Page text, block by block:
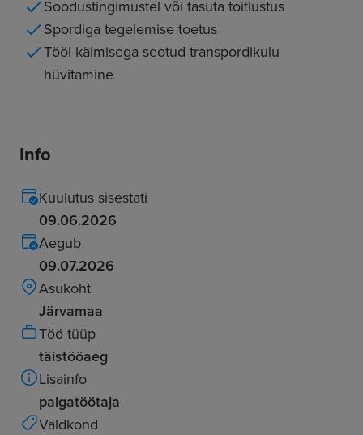
Soodustingimustel või tasuta toitlustus
Spordiga tegelemise toetus
Tööl käimisega seotud transpordikulu
hüvitamine
Info
Kuulutus sisestati
09.06.2026
Aegub
09.07.2026
Asukoht
Järvamaa
Töö tüüp
täistööaeg
Lisainfo
palgatöötaja
Valdkond